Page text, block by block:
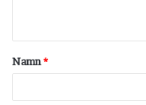
t
a
Namn*